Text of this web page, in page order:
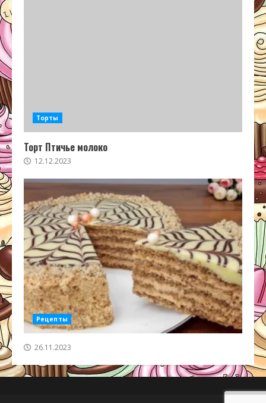
Торты
Торт Птичье молоко
12.12.2023
Рецепты
26.11.2023